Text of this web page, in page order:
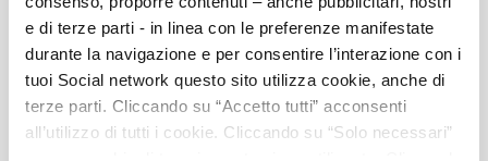
e di terze parti - in linea con le preferenze manifestate
durante la navigazione e per consentire l’interazione con i
tuoi Social network questo sito utilizza cookie, anche di
terze parti. Cliccando su “Accetto tutti” acconsenti
all’utilizzo di tutti i cookie. Cliccando su “Solo necessari”
La partecipazione all'incontro è libera previa
registrazione tramite la funzioneISCRIVITI A
QUESTO APPUNTAMENTO
presente su questa
pagina (box di sinistra).